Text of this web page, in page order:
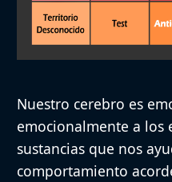
Nuestro cerebro es
emocionalmente a los
sustancias que nos
comportamiento